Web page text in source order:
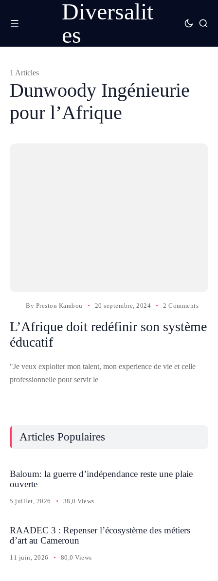
Diversalit
es
Dunwoody Ingénieurie
pour l’Afrique
1 Articles
By Preston Kambou 20 septembre, 2024 2 Comments
L’Afrique doit redéfinir son système
éducatif
"Je veux exploiter mon talent, mon experience de vie et celle
professionnelle pour servir le
Articles Populaires
Baloum: la guerre d’indépendance reste une plaie
ouverte
5 juillet, 2026 38,0 Views
RAADEC 3 : Repenser l’écosystème des métiers
d’art au Cameroun
11 juin, 2026 80,0 Views